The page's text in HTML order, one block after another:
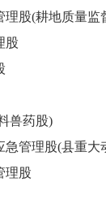
理股(耕地质量监
股
兽药股)
急管理股(县重
理股